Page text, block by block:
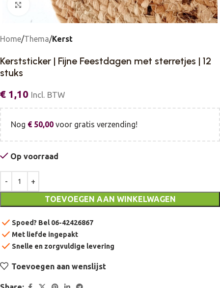
Click to enlarge
Home Thema Kerst
Kerststicker | Fijne Feestdagen met sterretjes | 12
stuks
€ 1,10 Incl. BTW
Nog €50,00 voor gratis verzending!
Op voorraad
TOEVOEGEN AAN WINKELWAGEN
check Spoed? Bel 06-42426867
check Met liefde ingepakt
check Snelle en zorgvuldige levering
Toevoegen aan wenslijst